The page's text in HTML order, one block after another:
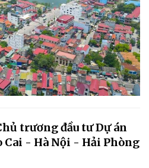
trương đầu tư Dự án
Cai - Hà Nội - Hải Phòng